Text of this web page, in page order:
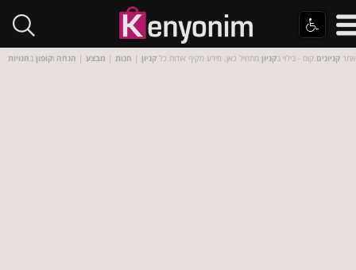
אתר קניונים.קום - בילוי בקניון מתחיל כאן. מידע מקיף אודות כל קניון | חנות | מבצע | הנחה וקופון בחנויות